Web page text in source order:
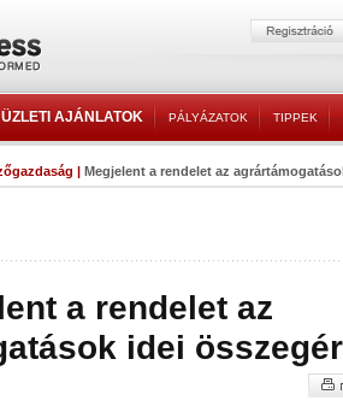
ÜZLETI AJÁNLATOK PÁLYÁZATOK TIPPEK
| Megjelent a rendelet az
a rendelet az
idei